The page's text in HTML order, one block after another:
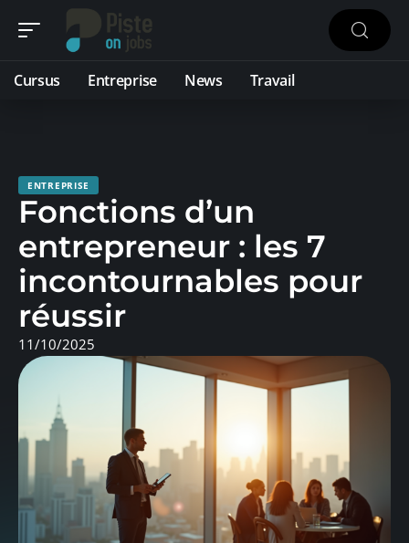
Cursus Entreprise News Travail
ENTREPRISE
Fonctions d’un
entrepreneur : les 7
incontournables pour
réussir
11/10/2025